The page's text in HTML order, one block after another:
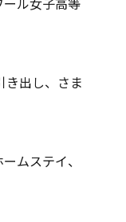
き出し、さま
ムステイ、